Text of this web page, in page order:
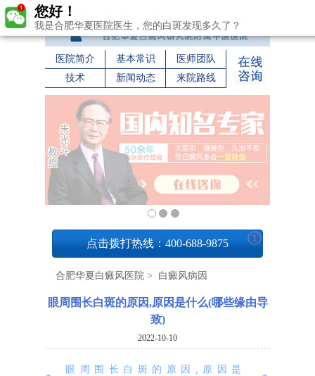
医院简介 基本常识
医师团队
技术
新闻动态 来院路线
点击拨打热线：400-688-9875 1
合肥华夏白癜风医院 > 白癜风病因
眼周围长白斑的原因,原因是什么(哪些缘由导
致)
2022-10-10
眼周围长白斑的原因,原因是
您好！
我是合肥华夏医院医生，您的白斑发现多久了？